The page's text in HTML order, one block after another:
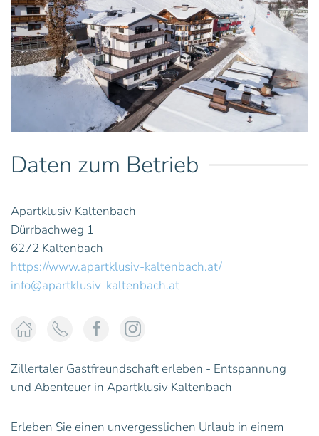
Daten zum Betrieb
Apartklusiv Kaltenbach
Dürrbachweg 1
6272 Kaltenbach
https://www.apartklusiv-kaltenbach.at/
info@apartklusiv-kaltenbach.at
Zillertaler Gastfreundschaft erleben - Entspannung
und Abenteuer in Apartklusiv Kaltenbach
Erleben Sie einen unvergesslichen Urlaub in einem